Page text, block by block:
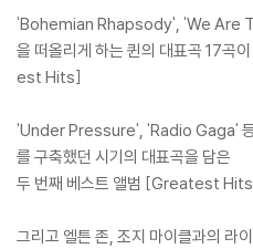
'Bohemian Rhapsody', 'We Are
을 떠올리게 하는 퀸의 대표곡 17곡
est Hits]
'Under Pressure', 'Radio Gaga' 등
를 구축했던 시기의 대표곡을 담은
두 번째 베스트 앨범 [Greatest
그리고 엘튼 존, 조지 마이클과의 라